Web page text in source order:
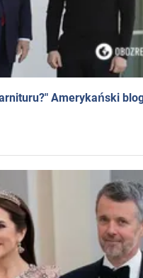
Amerykański